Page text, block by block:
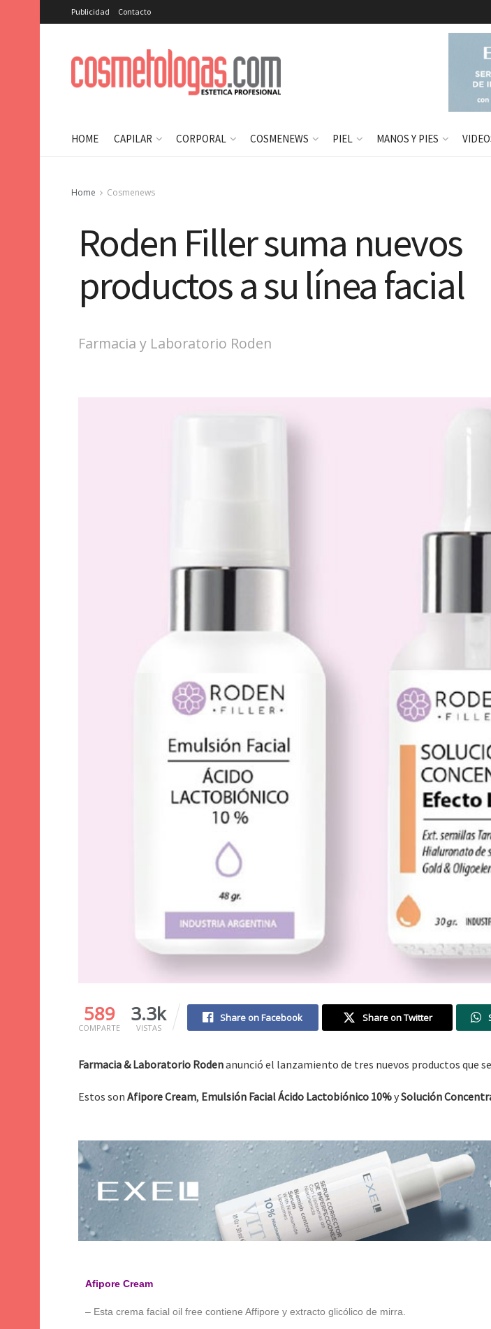
Publicidad Contacto
HOME CAPILAR CORPORAL COSMENEWS PIEL MANOS Y PIES
Home Cosmenews
Roden Filler suma nuevos
productos a su línea facial
Farmacia y Laboratorio Roden
589
COMPARTE
3.3k
VISTAS
Share on Facebook Share on Twitter
Farmacia & Laboratorio Rodenanunció el lanzamiento de tres nuevos productos que
Estos son Afipore Cream, Emulsión Facial Ácido Lactobiónico 10%ySolución
Afipore Cream
– Esta crema facial oil free contiene Affipore y extracto glicólico de mirra.